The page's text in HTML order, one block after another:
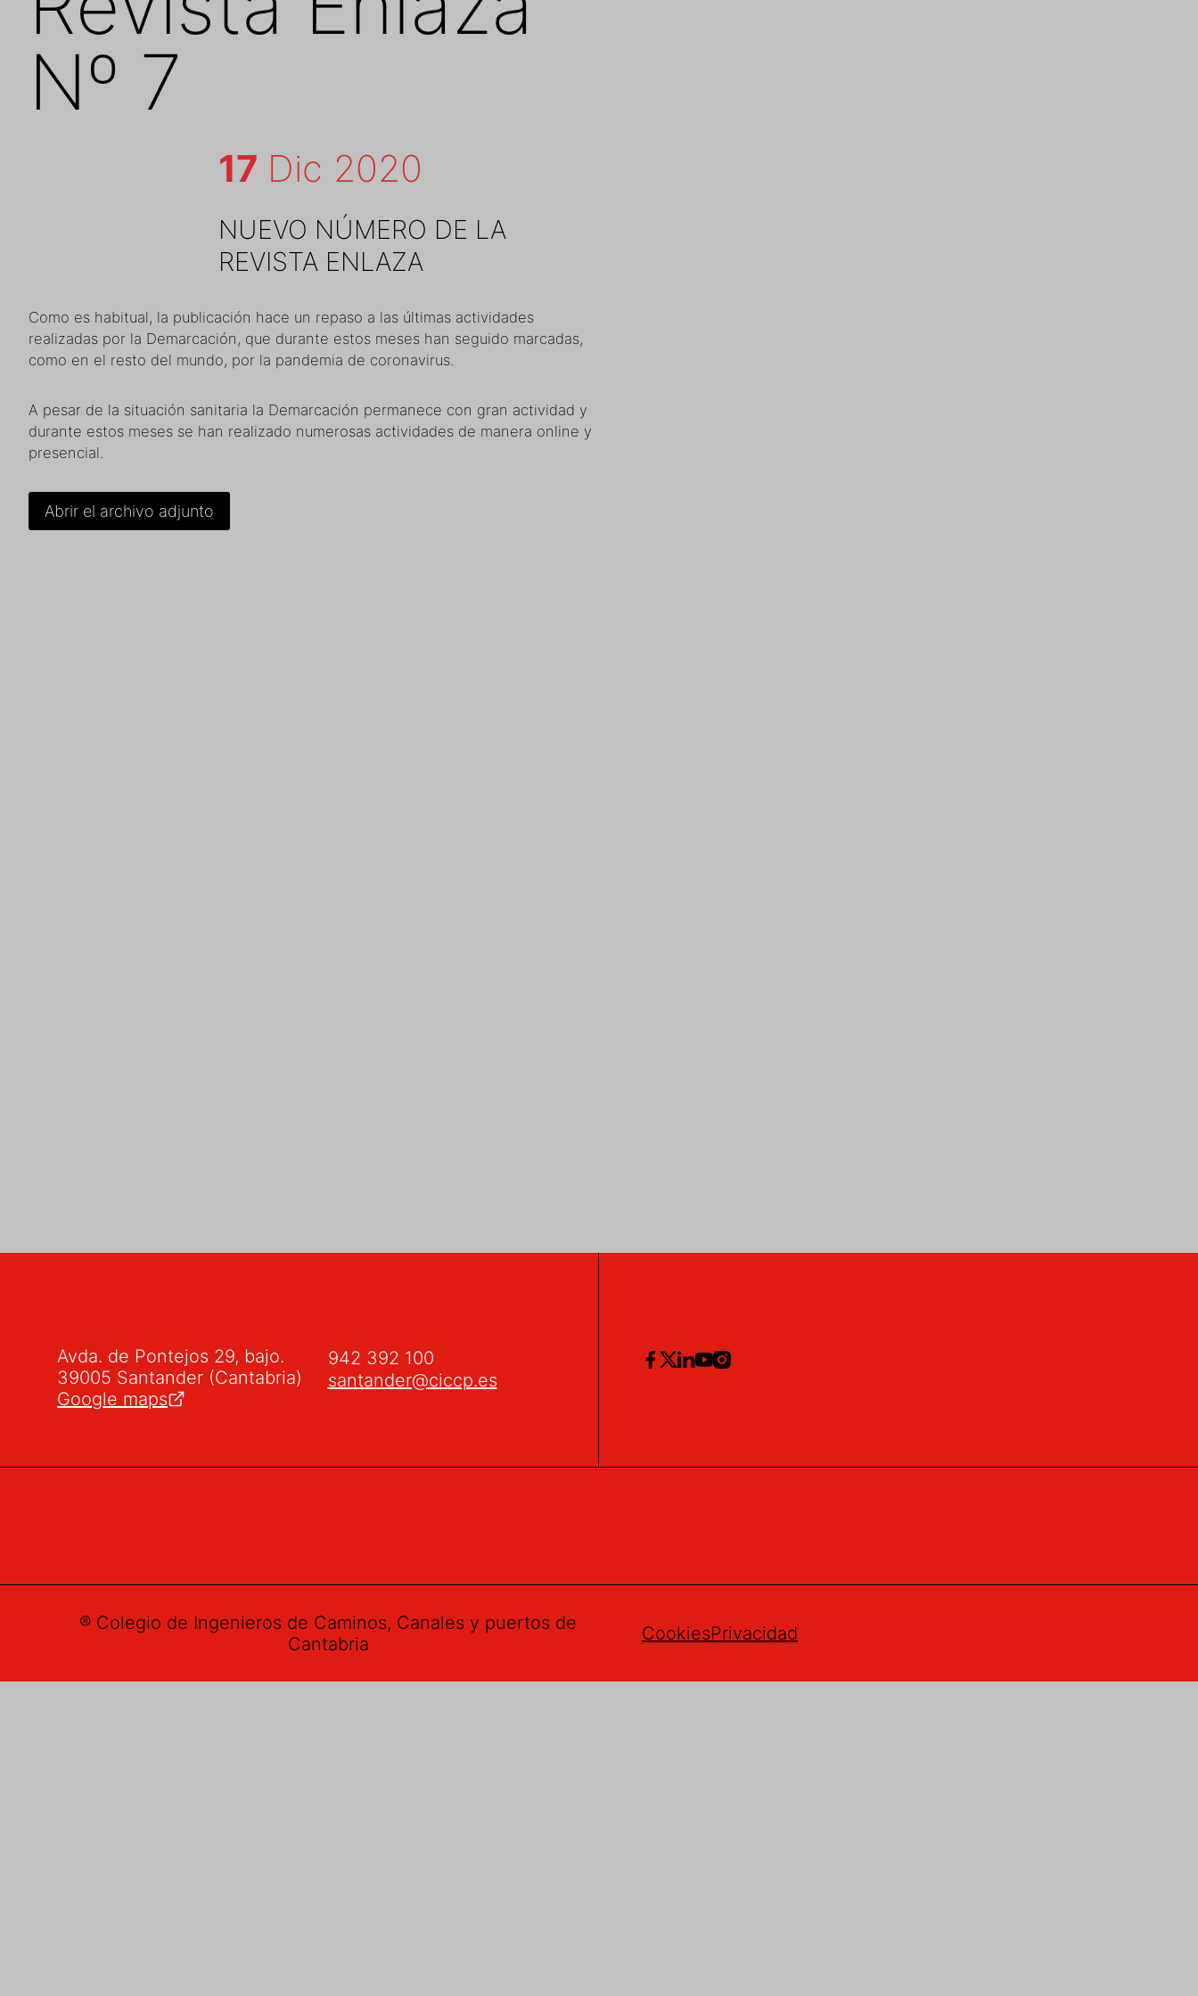
Nº 7
17 Dic 2020
NUEVO NÚMERO DE LA
REVISTA ENLAZA
Como es habitual, la publicación hace un repaso a las últimas actividades
realizadas por la Demarcación, que durante estos meses han seguido marcadas,
como en el resto del mundo, por la pandemia de coronavirus.
A pesar de la situación sanitaria la Demarcación permanece con gran actividad y
durante estos meses se han realizado numerosas actividades de manera online y
presencial.
Abrir el archivo adjunto
Avda. de Pontejos 29, bajo.
39005 Santander (Cantabria)
Google maps
942 392 100
santander@ciccp.es
® Colegio de Ingenieros de Caminos, Canales y puertos de
Cantabria
CookiesPrivacidad